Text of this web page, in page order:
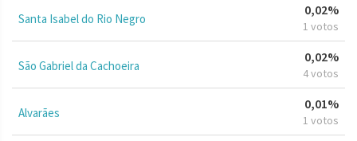
Santa Isabel do Rio Negro
0,02%
1 votos
São Gabriel da Cachoeira
0,02%
4 votos
Alvarães
0,01%
1 votos